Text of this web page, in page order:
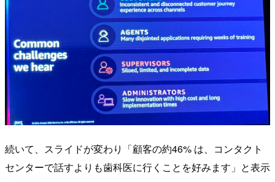
続いて、スライドが変わり「顧客の約46% は、コンタクト
センターで話すよりも歯科医に行くことを好みます」と表示